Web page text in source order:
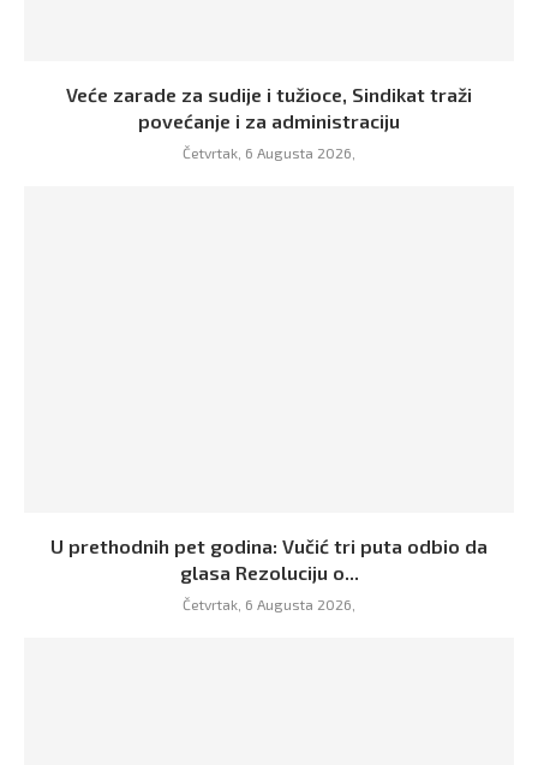
Veće zarade za sudije i tužioce, Sindikat traži
povećanje i za administraciju
Četvrtak, 6 Augusta 2026,
U prethodnih pet godina: Vučić tri puta odbio da
glasa Rezoluciju o...
Četvrtak, 6 Augusta 2026,